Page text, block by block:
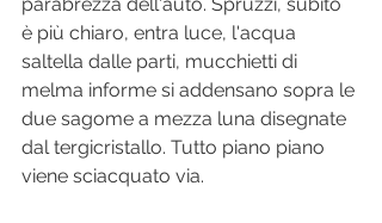
è più chiaro, entra luce, l'acqua
saltella dalle parti, mucchietti di
melma informe si addensano sopra le
due sagome a mezza luna disegnate
dal tergicristallo. Tutto piano piano
viene sciacquato via.